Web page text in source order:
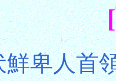
鮮卑人首